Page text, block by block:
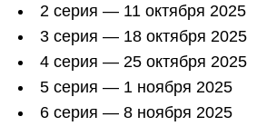
2 серия — 11 октября 2025
3 серия — 18 октября 2025
4 серия — 25 октября 2025
5 серия — 1 ноября 2025
6 серия — 8 ноября 2025